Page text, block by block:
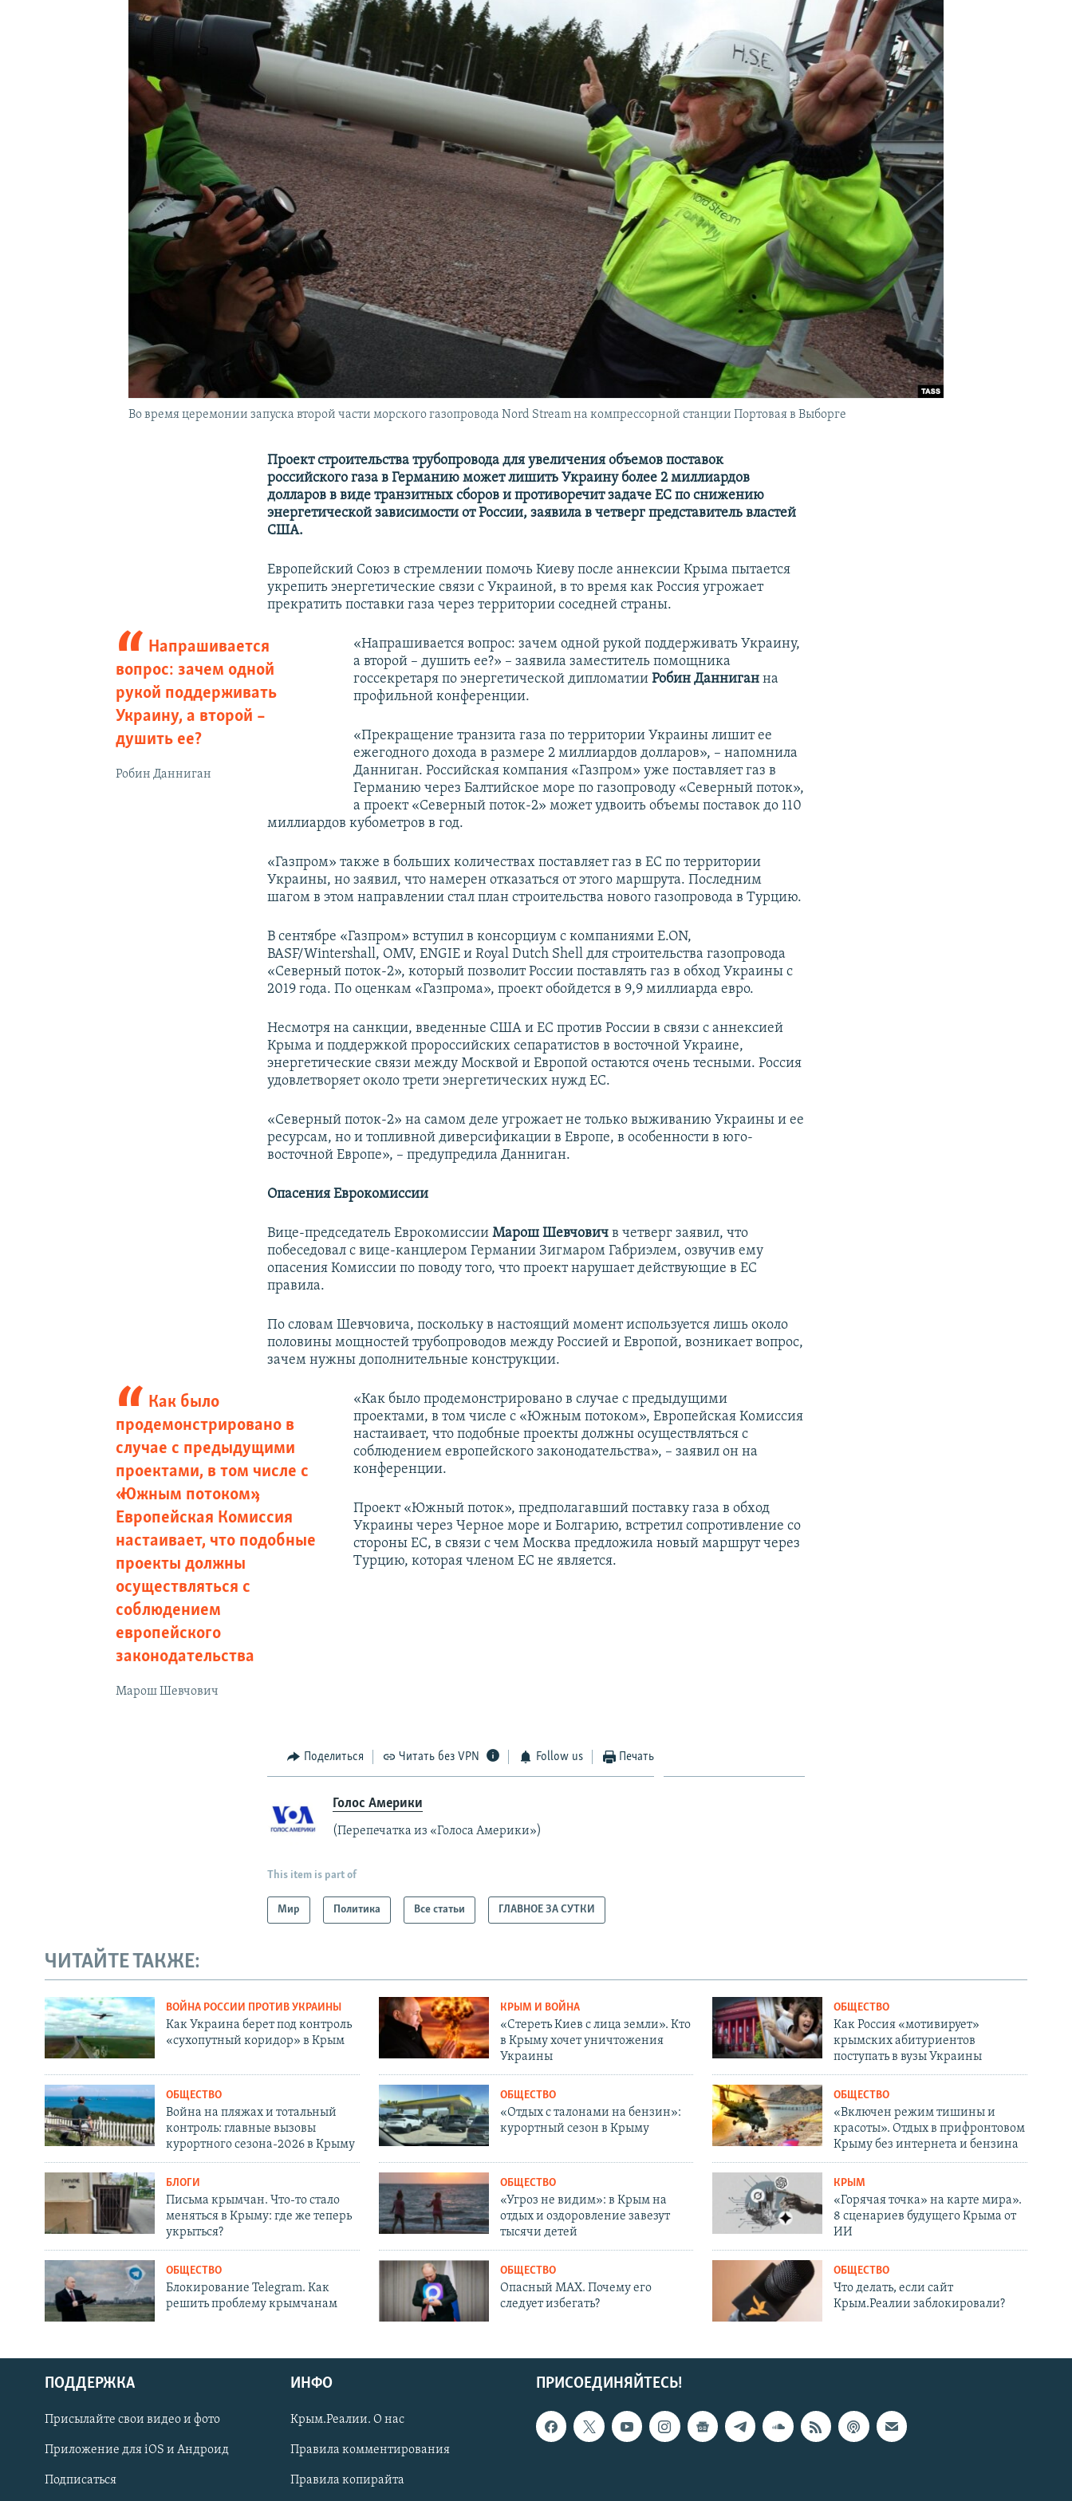
УКРАИНСКАЯ ПРОБЛЕМА КРЫМА
Українською
Qırımtatar
ПРИСОЕДИНЯЙТЕСЬ!
Во время церемонии запуска второй части морского газопровода Nord Stream на компрессорной станции Портовая в Выборге
Проект строительства трубопровода для увеличения объемов поставок
российского газа в Германию может лишить Украину более 2 миллиардов
долларов в виде транзитных сборов и противоречит задаче ЕС по снижению
энергетической зависимости от России, заявила в четверг представитель властей
США.
Европейский Союз в стремлении помочь Киеву после аннексии Крыма пытается
укрепить энергетические связи с Украиной, в то время как Россия угрожает
прекратить поставки газа через территории соседней страны.
Напрашивается
вопрос: зачем одной
рукой поддерживать
Украину, а второй –
душить ее?
Робин Данниган
«Напрашивается вопрос: зачем одной рукой поддерживать Украину,
а второй – душить ее?» – заявила заместитель помощника
госсекретаря по энергетической дипломатии Робин Данниганна
профильной конференции.
«Прекращение транзита газа по территории Украины лишит ее
ежегодного дохода в размере 2 миллиардов долларов», – напомнила
Данниган. Российская компания «Газпром» уже поставляет газ в
Германию через Балтийское море по газопроводу «Северный поток»,
а проект «Северный поток-2» может удвоить объемы поставок до 110
миллиардов кубометров в год.
«Газпром» также в больших количествах поставляет газ в ЕС по территории
Украины, но заявил, что намерен отказаться от этого маршрута. Последним
шагом в этом направлении стал план строительства нового газопровода в Турцию.
В сентябре «Газпром» вступил в консорциум с компаниями E.ON,
BASF/Wintershall, OMV, ENGIE и Royal Dutch Shell для строительства газопровода
«Северный поток-2», который позволит России поставлять газ в обход Украины с
2019 года. По оценкам «Газпрома», проект обойдется в 9,9 миллиарда евро.
Несмотря на санкции, введенные США и ЕС против России в связи с аннексией
Крыма и поддержкой пророссийских сепаратистов в восточной Украине,
энергетические связи между Москвой и Европой остаются очень тесными. Россия
удовлетворяет около трети энергетических нужд ЕС.
«Северный поток-2» на самом деле угрожает не только выживанию Украины и ее
ресурсам, но и топливной диверсификации в Европе, в особенности в юго-
восточной Европе», – предупредила Данниган.
Опасения Еврокомиссии
Вице-председатель ЕврокомиссииМарош Шевчович в четверг заявил, что
побеседовал с вице-канцлером Германии Зигмаром Габриэлем, озвучив ему
опасения Комиссии по поводу того, что проект нарушает действующие в ЕС
правила.
По словам Шевчовича, поскольку в настоящий момент используется лишь около
половины мощностей трубопроводов между Россией и Европой, возникает вопрос,
зачем нужны дополнительные конструкции.
Как было
продемонстрировано в
случае с предыдущими
проектами, в том числе с
«Южным потоком»,
Европейская Комиссия
настаивает, что подобные
проекты должны
осуществляться с
соблюдением
европейского
законодательства
Марош Шевчович
«Как было продемонстрировано в случае с предыдущими
проектами, в том числе с «Южным потоком», Европейская Комиссия
настаивает, что подобные проекты должны осуществляться с
соблюдением европейского законодательства», – заявил он на
конференции.
Проект «Южный поток», предполагавший поставку газа в обход
Украины через Черное море и Болгарию, встретил сопротивление со
стороны ЕС, в связи с чем Москва предложила новый маршрут через
Турцию, которая членом ЕС не является.
Поделиться Читать без VPN Follow us Печать
Голос Америки
(Перепечатка из «Голоса Америки»)
This item is part of
Мир Политика Все статьи ГЛАВНОЕ ЗА СУТКИ
ЧИТАЙТЕ ТАКЖЕ:
ВОЙНА РОССИИ ПРОТИВ УКРАИНЫ
Как Украина берет под контроль
«сухопутный коридор» в Крым
КРЫМ И ВОЙНА
«Стереть Киев с лица земли». Кто
в Крыму хочет уничтожения
Украины
ОБЩЕСТВО
Как Россия «мотивирует»
крымских абитуриентов
поступать в вузы Украины
ОБЩЕСТВО
Война на пляжах и тотальный
контроль: главные вызовы
курортного сезона-2026 в Крыму
ОБЩЕСТВО
«Отдых с талонами на бензин»:
курортный сезон в Крыму
ОБЩЕСТВО
«Включен режим тишины и
красоты». Отдых в прифронтовом
Крыму без интернета и бензина
БЛОГИ
Письма крымчан. Что-то стало
меняться в Крыму: где же теперь
укрыться?
ОБЩЕСТВО
«Угроз не видим»: в Крым на
отдых и оздоровление завезут
тысячи детей
КРЫМ
«Горячая точка» на карте мира».
8 сценариев будущего Крыма от
ИИ
ОБЩЕСТВО
Блокирование Telegram. Как
решить проблему крымчанам
ОБЩЕСТВО
Опасный MAX. Почему его
следует избегать?
ОБЩЕСТВО
Что делать, если сайт
Крым.Реалии заблокировали?
ПРИСОЕДИНЯЙТЕСЬ!
ПОДДЕРЖКА
Присылайте свои видео и фото
Приложение для iOS и Андроид
Подписаться
ИНФО
Крым.Реалии. О нас
Правила комментирования
Правила копирайта